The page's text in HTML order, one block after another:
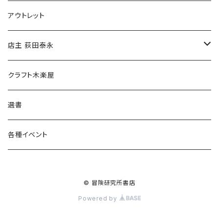
マグカップ
傘
食料品
その他
アウトレット
店主 荻田泰永
書籍
ウェア
クラフト木楽屋
選書
各種イベント
© 冒険研究所書店
Powered by